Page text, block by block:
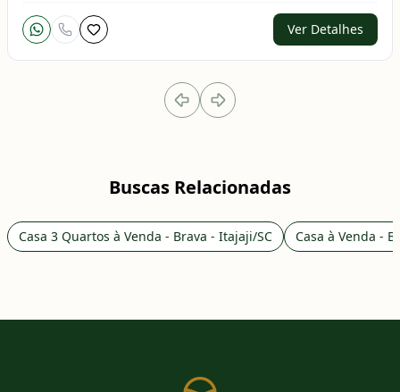
Ver Detalhes
Buscas Relacionadas
Casa 3 Quartos à Venda - Brava - Itajaji/SC Casa à Venda -